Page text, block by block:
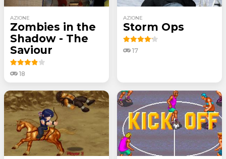
AZIONE
Zombies in the
Shadow - The
Saviour
18
AZIONE
Storm Ops
17